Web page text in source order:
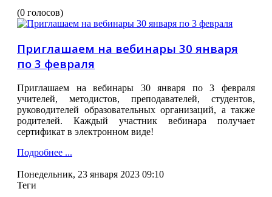
(0 голосов)
Приглашаем на вебинары 30 января
по 3 февраля
Приглашаем на вебинары 30 января по 3 февраля
учителей, методистов, преподавателей, студентов,
руководителей образовательных организаций, а также
родителей. Каждый участник вебинара получает
сертификат в электронном виде!
Подробнее ...
Понедельник, 23 января 2023 09:10
Теги